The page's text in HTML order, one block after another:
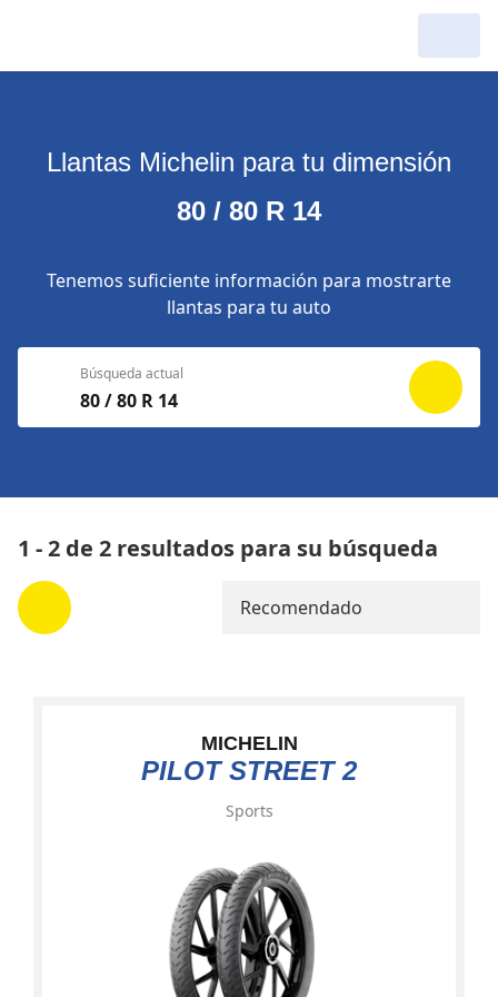
Llantas Michelin para tu dimensión
80 / 80 R 14
Tenemos suficiente información para mostrarte
llantas para tu auto
Búsqueda actual
80 / 80 R 14
1 - 2 de 2 resultados para su búsqueda
Recomendado
MICHELIN
PILOT STREET 2
Sports